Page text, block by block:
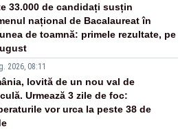
33.000 de candidați susțin
național de Bacalaureat în
de toamnă: primele rezultate, pe
2026, 08:11
lovită de un nou val de
Urmează 3 zile de foc:
vor urca la peste 38 de